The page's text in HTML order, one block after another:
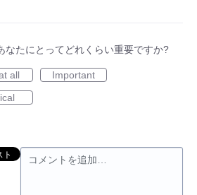
なたにとってどれくらい重要ですか?
all
Important
コメントを追加…